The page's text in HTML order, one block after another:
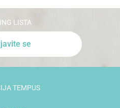
LISTA
se
TEMPUS